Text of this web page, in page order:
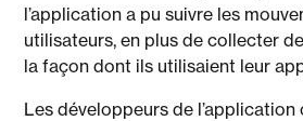
l’application a pu suivre les
utilisateurs, en plus de collecter
la façon dont ils utilisaient leur
Les développeurs de